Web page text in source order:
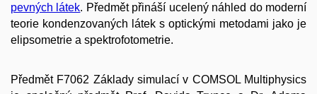
pevných látek. Předmět přináší ucelený náhled do moderní
teorie kondenzovaných látek s optickými metodami jako je
elipsometrie a spektrofotometrie.
Předmět F7062 Základy simulací v COMSOL Multiphysics